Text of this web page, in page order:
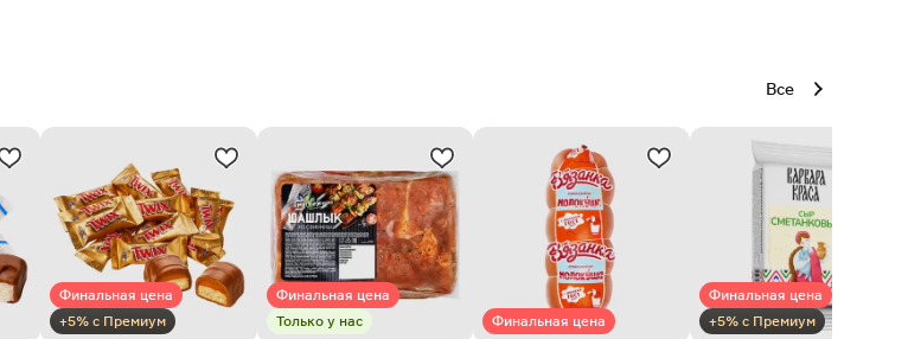
Все
Финальная цена
+5% с Премиум
Финальная цена
Только у нас
Финальная цена
Финальная цена
+5% с Премиум